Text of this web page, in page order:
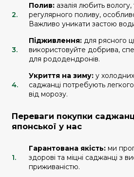
Полив: азалія любить
регулярного поливу,
Важливо уникати застою
Підживлення: для рясного
використовуйте добрива,
для рододендронів.
Укриття на зиму: у
саджанці потребують
від морозу.
Переваги покупки
японської у нас
Гарантована якість: ми
здорові та міцні саджанці з
приживаністю.